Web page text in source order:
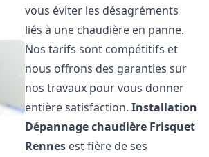
vous éviter les désagréments
liés à une chaudière en panne.
Nos tarifs sont compétitifs et
nous offrons des garanties sur
nos travaux pour vous donner
entière satisfaction.Installation
Dépannage chaudière Frisquet
Rennes est fière de ses